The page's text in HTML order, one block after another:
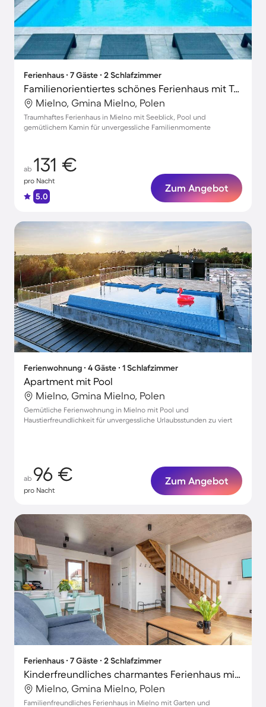
Ferienhaus ∙ 7 Gäste ∙ 2 Schlafzimmer
Familienorientiertes schönes Ferienhaus mit Terrasse, Pool und Garten | Seeblick | Haustiere erlaubt
Mielno, Gmina Mielno, Polen
Traumhaftes Ferienhaus in Mielno mit Seeblick, Pool und
gemütlichem Kamin für unvergessliche Familienmomente
ab 131 €
pro Nacht
5.0
Zum Angebot
Ferienwohnung ∙ 4 Gäste ∙ 1 Schlafzimmer
Apartment mit Pool
Mielno, Gmina Mielno, Polen
Gemütliche Ferienwohnung in Mielno mit Pool und
Haustierfreundlichkeit für unvergessliche Urlaubsstunden zu viert
ab 96 €
pro Nacht
Zum Angebot
Ferienhaus ∙ 7 Gäste ∙ 2 Schlafzimmer
Kinderfreundliches charmantes Ferienhaus mit Garten und Grill
Mielno, Gmina Mielno, Polen
Familienfreundliches Ferienhaus in Mielno mit Garten und